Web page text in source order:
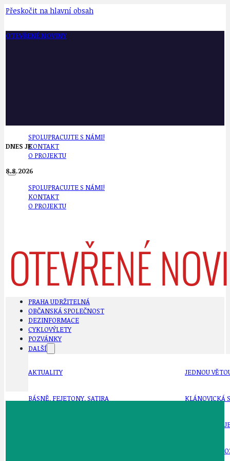
Přeskočit na hlavní obsah
OTEVŘENÉ NOVINY
SPOLUPRACUJTE S NÁMI!
KONTAKT
O PROJEKTU
SPOLUPRACUJTE S NÁMI!
KONTAKT
O PROJEKTU
DNES JE
8.8.2026
PRAHA UDRŽITELNÁ
OBČANSKÁ SPOLEČNOST
DEZINFORMACE
CYKLOVÝLETY
POZVÁNKY
DALŠÍ
AKTUALITY
BÁSNĚ. FEJETONY. SATIRA
JEDNOU
KLÁNOVICKÁ
KRUHOVÝ
KULTURNÍ